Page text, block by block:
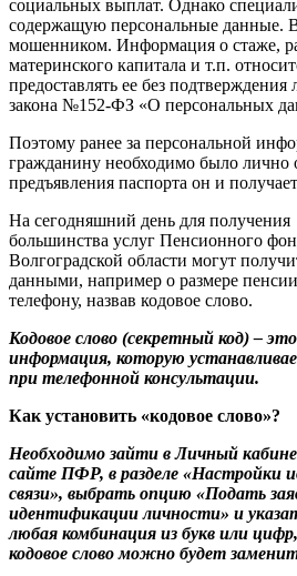
социальных выплат. Однако
содержащую персональные данные.
мошенником. Информация о стаже,
материнского капитала и т.п.
предоставлять ее без
закона №152-ФЗ «О персональных
Поэтому ранее за персональной
гражданину необходимо было лично
предъявления паспорта он и
На сегодняшний день для получения
большинства услуг Пенсионного
Волгоградской области могут
данными, например о размере
телефону, назвав кодовое слово.
Кодовое слово (секретный код) – это
информация, которую
при телефонной консультации.
Как установить «кодовое слово»?
Необходимо зайти в Личный
сайте ПФР, в разделе «Настройки
связи», выбрать опцию «Подать
идентификации личности» и
любая комбинация из букв или
кодовое слово можно будет